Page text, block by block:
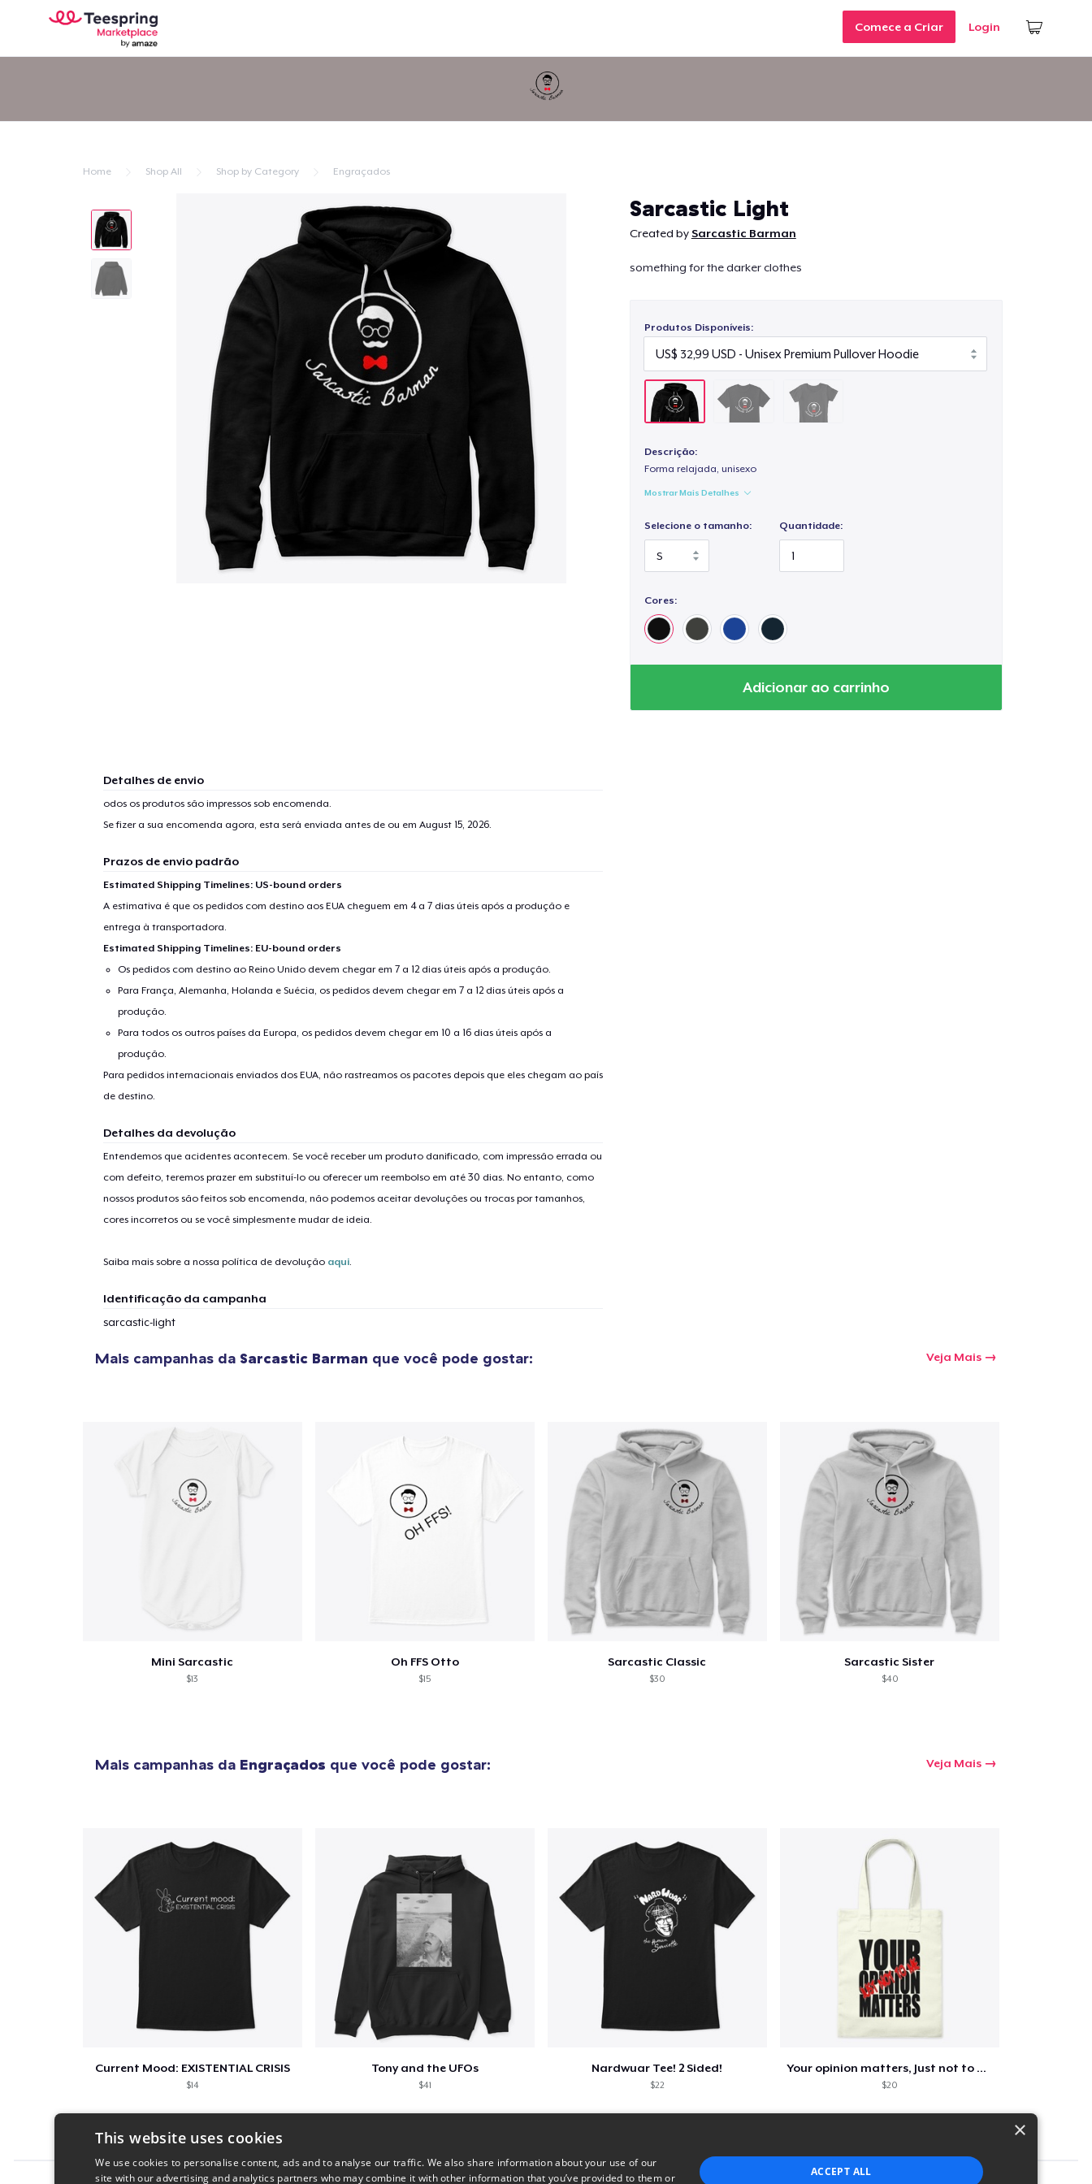
Comece a Criar Login
Home Shop All Shop by Category Engraçados
Sarcastic Light
Created bySarcastic Barman
something for the darker clothes
Produtos Disponíveis:
Descrição:
Forma relajada, unisexo
Mostrar Mais Detalhes
Selecione o tamanho: Quantidade:
Cores:
Adicionar ao carrinho
Detalhes de envio
odos os produtos são impressos sob encomenda.
Se fizer a sua encomenda agora, esta será enviada antes de ou em August 15, 2026.
Prazos de envio padrão
Estimated Shipping Timelines: US-bound orders
A estimativa é que os pedidos com destino aos EUA cheguem em 4 a 7 dias úteis após a produção e
entrega à transportadora.
Estimated Shipping Timelines: EU-bound orders
Os pedidos com destino ao Reino Unido devem chegar em 7 a 12 dias úteis após a produção.
Para França, Alemanha, Holanda e Suécia, os pedidos devem chegar em 7 a 12 dias úteis após a
produção.
Para todos os outros países da Europa, os pedidos devem chegar em 10 a 16 dias úteis após a
produção.
Para pedidos internacionais enviados dos EUA, não rastreamos os pacotes depois que eles chegam ao país
de destino.
Detalhes da devolução
Entendemos que acidentes acontecem. Se você receber um produto danificado, com impressão errada ou
com defeito, teremos prazer em substituí-lo ou oferecer um reembolso em até 30 dias. No entanto, como
nossos produtos são feitos sob encomenda, não podemos aceitar devoluções ou trocas por tamanhos,
cores incorretos ou se você simplesmente mudar de ideia.
Saiba mais sobre a nossa política de devolução aqui.
Identificação da campanha
sarcastic-light
Mais campanhas da Sarcastic Barman que você pode gostar: Veja Mais
Mini Sarcastic
$13
Oh FFS Otto
$15
Sarcastic Classic
$30
Sarcastic Sister
$40
Mais campanhas da Engraçados que você pode gostar: Veja Mais
Current Mood: EXISTENTIAL CRISIS
$14
Tony and the UFOs
$41
Nardwuar Tee! 2 Sided!
$22
Your opinion matters, Just not to me!
$20
1artigo adicionado ao Carrinho
Unisex Premium Pullover Hoodie
US$ 11,99
Women's Comfort Tee
US$ 14,99
×
This website uses cookies
We use cookies to personalise content, ads and to analyse our traffic. We also share information about your use of our
site with our advertising and analytics partners who may combine it with other information that you’ve provided to them or
ACCEPT ALL